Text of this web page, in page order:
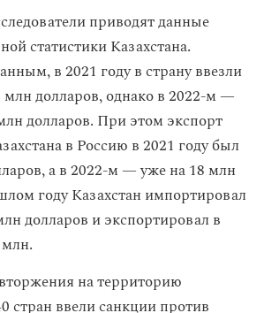
приводят данные
статистики Казахстана.
в 2021 году в страну ввезли
млн долларов, однако в 2022-м —
долларов. При этом экспорт
в Россию в 2021 году был
а в 2022-м — уже на 18 млн
году Казахстан импортировал
долларов и экспортировал в
на территорию
стран ввели санкции против